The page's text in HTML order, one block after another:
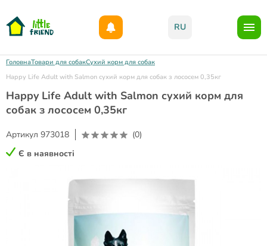
RU
ГоловнаТовари для собакСухий корм для собак
Happy Life Adult with Salmon сухий корм для собак з лососем 0,35кг
Happy Life Adult with Salmon сухий корм для
собак з лососем 0,35кг
Артикул 973018
(0)
Є в наявності